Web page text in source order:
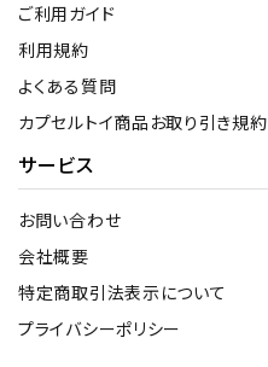
ご利用ガイド
利用規約
よくある質問
カプセルトイ商品お取り引き規約
サービス
お問い合わせ
会社概要
特定商取引法表示について
プライバシーポリシー